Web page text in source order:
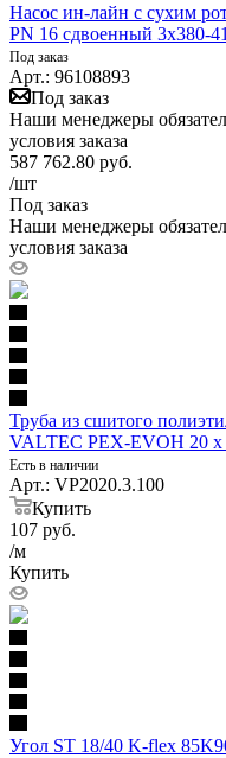
Насос ин-лайн с сухим
PN 16 сдвоенный 3х380-
Под заказ
Арт.: 96108893
Под заказ
Наши менеджеры
условия заказа
587 762.80 руб.
/шт
Под заказ
Наши менеджеры
условия заказа
Труба из сшитого
VALTEC PEX-EVOH 20
Есть в наличии
Арт.: VP2020.3.100
Купить
107 руб.
/м
Купить
Угол ST 18/40 K-flex